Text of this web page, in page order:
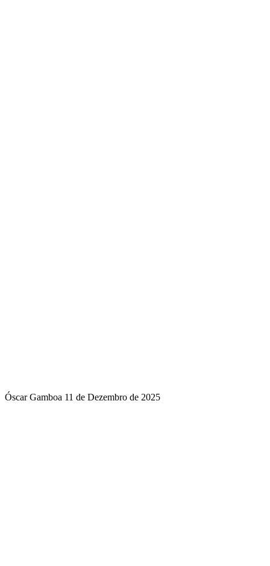
Óscar Gamboa 11 de Dezembro de 2025